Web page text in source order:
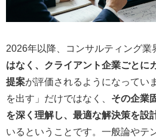
2026年以降、コンサルティング業
はなく、クライアント企業ごとに
提案が評価されるようになってい
を出す」だけではなく、 その企業
を深く理解し、最適な解決策を設
いるということです。一般論やテ